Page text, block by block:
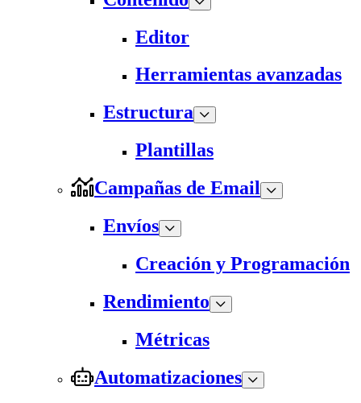
Editor
Herramientas avanzadas
Estructura
Plantillas
Campañas de Email
Envíos
Creación y Programación
Rendimiento
Métricas
Automatizaciones